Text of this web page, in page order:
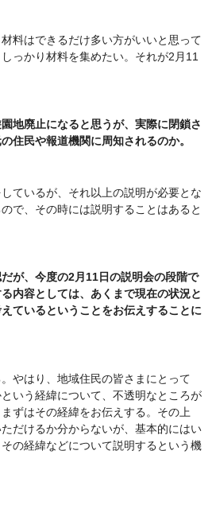
料はできるだけ多い方がいいと思って
っかり材料を集めたい。それが2月11
地廃止になると思うが、実際に閉鎖さ
住民や報道機関に周知されるのか。
ているが、それ以上の説明が必要とな
で、その時には説明することはあると
が、今度の2月11日の説明会の段階で
内容としては、あくまで現在の状況と
ているということをお伝えすることに
やはり、地域住民の皆さまにとって
いう経緯について、不透明なところが
ずはその経緯をお伝えする。その上
だけるか分からないが、基本的にはい
の経緯などについて説明するという機